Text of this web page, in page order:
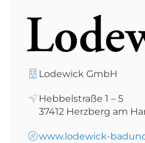
Lodewick GmbH
Hebbelstraße 1 – 5
37412 Herzberg am
www.lodewick-